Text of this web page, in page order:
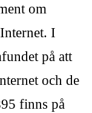
om
I
på att
och de
finns på